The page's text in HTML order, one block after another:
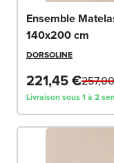
Ensemble
140x200 cm
DORSOLINE
221,45 €
Livraison sous 1 à 2